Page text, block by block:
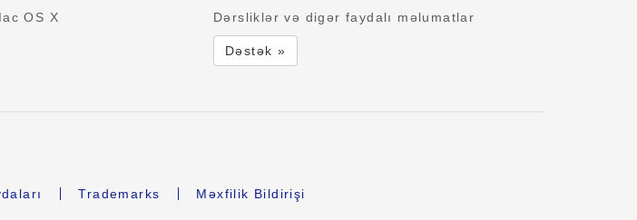
OS X Dərsliklər və digər faydalı məlumatlar
Dəstək »
Trademarks Məxfilik Bildirişi